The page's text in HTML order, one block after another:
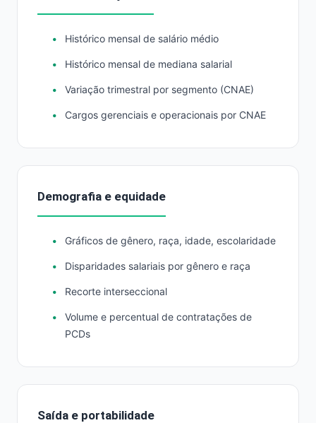
Histórico mensal de salário médio
Histórico mensal de mediana salarial
Variação trimestral por segmento (CNAE)
Cargos gerenciais e operacionais por CNAE
Demografia e equidade
Gráficos de gênero, raça, idade, escolaridade
Disparidades salariais por gênero e raça
Recorte interseccional
Volume e percentual de contratações de
PCDs
Saída e portabilidade